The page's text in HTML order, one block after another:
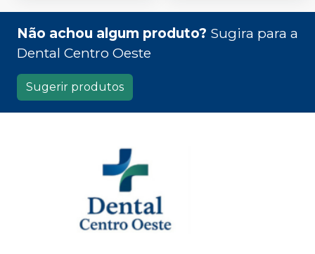
Não achou algum produto? Sugira para a
Dental Centro Oeste
Sugerir produtos